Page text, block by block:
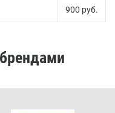
900 руб.